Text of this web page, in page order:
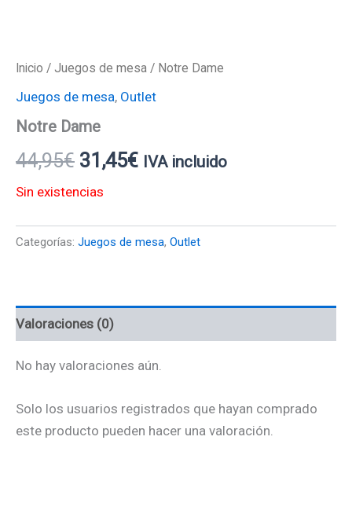
Inicio / Juegos de mesa / Notre Dame
Juegos de mesa, Outlet
Notre Dame
44,95€ 31,45€ IVA incluido
Sin existencias
Categorías: Juegos de mesa, Outlet
Valoraciones (0)
No hay valoraciones aún.
Solo los usuarios registrados que hayan comprado
este producto pueden hacer una valoración.